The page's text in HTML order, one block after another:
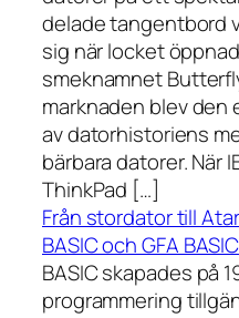
delade tangentbord
sig när locket
smeknamnet
marknaden blev den
av datorhistoriens
bärbara datorer. När
ThinkPad […]
Från stordator till
BASIC och GFA BASIC
BASIC skapades på
programmering